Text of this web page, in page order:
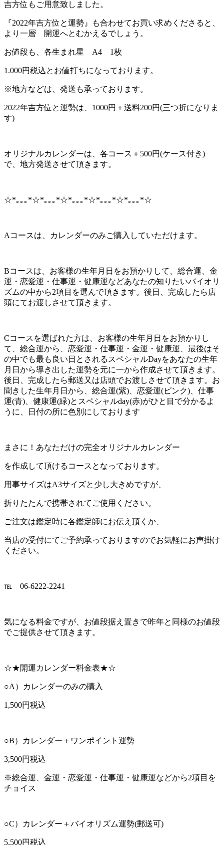
吉方位もご用意致しました。
『2022年吉方位と運勢』も合わせてお買い求めくださると、
より一層 開運へとむかえるでしょう。
お値段も、各生まれ星 A4 1枚
1.000円税込とお値打ちになっております。
※地方などは、発送も承っております。
2022年吉方位と運勢は、1000円＋送料200円(三つ折になりま
す)
オリジナルカレンダーは、各コース＋500円(ケース付き)
で、地方発送させて頂きます。
☆*｡｡｡*☆*｡｡｡*☆*｡｡｡*☆*｡｡｡*☆*｡｡｡*☆
Aコースは、カレンダーのみご購入していただけます。
Bコースは、お客様の生年月日をお預かりして、総合運、金
運・恋愛運・仕事運・健康運などあなたの知りたいバイオリ
ズムの中から2項目を選んで頂きます。後日、完成したら店
頭にてお渡しさせて頂きます。
Cコースを選ばれた方は、お客様の生年月日をお預かりし
て、総合運から、恋愛運・仕事運・金運・健康運、最後はそ
の中でも最も良い日とされるスペシャルDayをあなたの生年
月日から導き出した運勢を元に一から作成させて頂きます。
後日、完成したら郵送又は店頭でお渡しさせて頂きます。お
聞きした生年月日から、総合運(紫)、恋愛運(ピンク)、仕事
運(青)、健康運(緑)とスペシャルday(赤)がひと目で分かるよ
うに、日付の所に色別にしております
まさに！あなただけの完全オリジナルカレンダー
を作成して頂けるコースとなっております。
用事サイズはA3サイズと少し大きめですが、
折りたたんで携帯されてご使用ください。
ご注文は鑑定時に各鑑定師にお伝え頂くか、
当店の受付にてご予約承っておりますのでお気軽にお声掛け
ください。
℡ 06-6222-2241
気になる料金ですが、お値段据え置きで昨年と同様のお値段
でご提供させて頂きます。
☆★開運カレンダー料金表★☆
○A）カレンダーのみの購入
1,500円税込
○B）カレンダー＋ワンポイント運勢
3,500円税込
※総合運、金運・恋愛運・仕事運・健康運などから2項目を
チョイス
○C）カレンダー＋バイオリズム運勢(郵送可)
5,500円税込